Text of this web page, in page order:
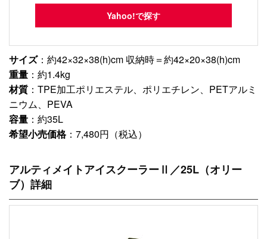
Yahoo!で探す
サイズ：約42×32×38(h)cm 収納時＝約42×20×38(h)cm
重量 ：約1.4kg
材質 ：TPE加工ポリエステル、ポリエチレン、PETアルミ
ニウム、PEVA
容量 ：約35L
希望小売価格：7,480円（税込）
アルティメイトアイスクーラーⅡ／25L（オリー
ブ）詳細